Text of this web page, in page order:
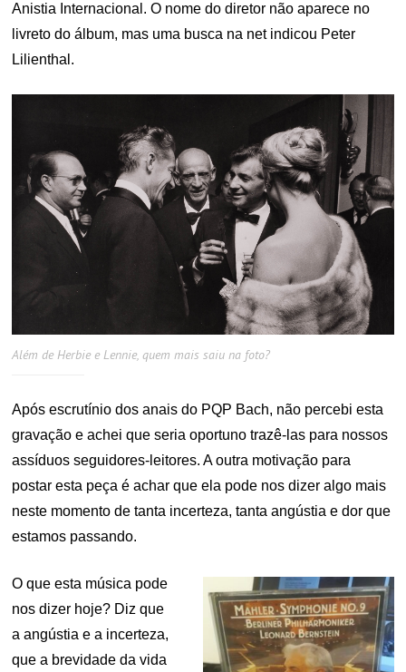
Anistia Internacional. O nome do diretor não aparece no
livreto do álbum, mas uma busca na net indicou Peter
Lilienthal.
Além de Herbie e Lennie, quem mais saiu na foto?
Após escrutínio dos anais do PQP Bach, não percebi esta
gravação e achei que seria oportuno trazê-las para nossos
assíduos seguidores-leitores. A outra motivação para
postar esta peça é achar que ela pode nos dizer algo mais
neste momento de tanta incerteza, tanta angústia e dor que
estamos passando.
O que esta música pode
nos dizer hoje? Diz que
a angústia e a incerteza,
que a brevidade da vida